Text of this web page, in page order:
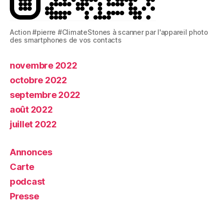
Action #pierre #ClimateStones à scanner par l'appareil photo
des smartphones de vos contacts
novembre 2022
octobre 2022
septembre 2022
août 2022
juillet 2022
Annonces
Carte
podcast
Presse